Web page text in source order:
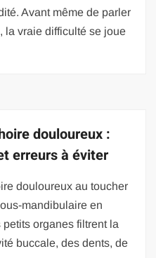
Avant même de parler
la vraie difficulté se joue
douloureux :
erreurs à éviter
douloureux au toucher
mandibulaire en
organes filtrent la
buccale, des dents, de